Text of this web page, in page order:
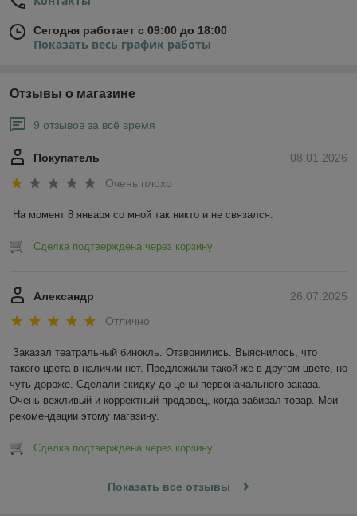
Сегодня работает с 09:00 до 18:00
Показать весь график работы
Отзывы о магазине
9 отзывов за всё время
08.01.2026
Покупатель
Очень плохо
На момент 8 января со мной так никто и не связался.
Сделка подтверждена через корзину
26.07.2025
Александр
Отлично
Заказал театральный бинокль. Отзвонились. Выяснилось, что
такого цвета в наличии нет. Предложили такой же в другом цвете, но
чуть дороже. Сделали скидку до цены первоначального заказа.
Очень вежливый и корректный продавец, когда забирал товар. Мои
рекомендации этому магазину.
Сделка подтверждена через корзину
Показать все отзывы